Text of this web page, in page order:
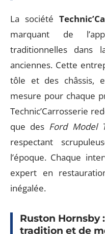
La société
marquant de
traditionnelles dans
anciennes. Cette
tôle et des châssis,
mesure pour chaque
Technic’Carrosserie
que des Ford Model
respectant
l’époque. Chaque
expert en
inégalée.
Ruston Hornsby
tradition et de